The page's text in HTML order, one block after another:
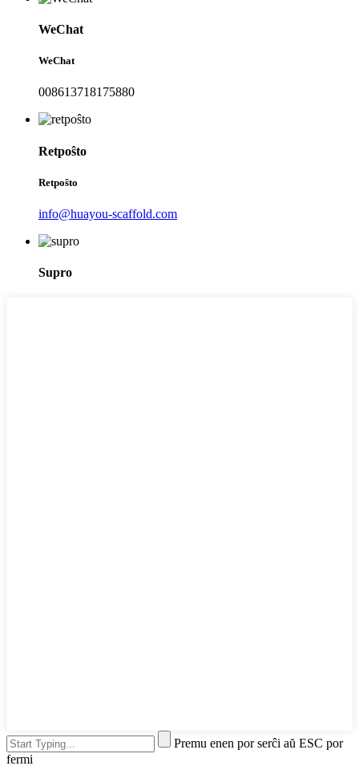
WeChat
WeChat
008613718175880
Retpoŝto
Retpoŝto
info@huayou-scaffold.com
Supro
Premu enen por serĉi aŭ ESC por
fermi